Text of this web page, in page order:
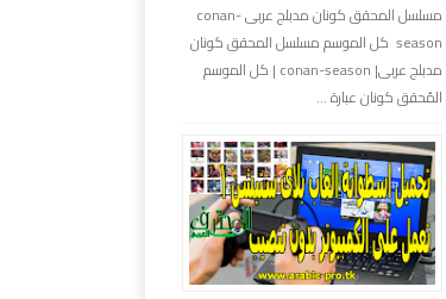
مسلسل المحقق كونان مدبلج عربى conan-
season كل الموسم مسلسل المحقق كونان
مدبلج عربى| conan-season | كل الموسم
المُحقق كونان عبارة ...